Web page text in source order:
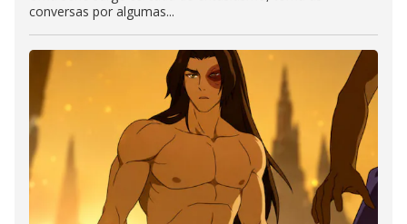
conversas por algumas...